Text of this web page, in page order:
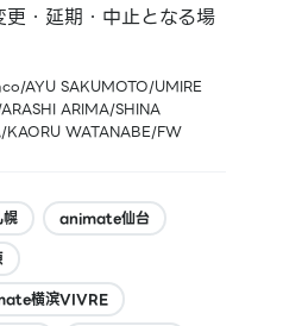
・延期・中止となる場
AYU SAKUMOTO/UMIRE
ARIMA/SHINA
WATANABE/FW
animate仙台
横滨VIVRE